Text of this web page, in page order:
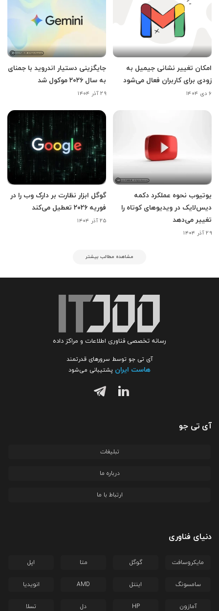
امکان تغییر نشانی جیمیل به
زودی برای کاربران فعال می‌شود
۶ دی ۱۴۰۴
جایگزینی دستیار اندروید با جمنای
به سال ۲۰۲۶ موکول شد
۲۹ آذر ۱۴۰۴
یوتیوب نحوه عملکرد دکمه
دیس‌لایک در ویدیوهای کوتاه را
تغییر می‌دهد
۲۹ آذر ۱۴۰۴
گوگل ابزار نظارت بر دارک وب را در
فوریه ۲۰۲۶ تعطیل می‌کند
۲۵ آذر ۱۴۰۴
مشاهده مطالب بیشتر
رسانه تخصصی فناوری اطلاعات و مراکز داده
آی تی جو توسط سرورهای قدرتمند
هاست ایران پشتیبانی می‌شود
آی تی جو
تبلیغات
درباره ما
ارتباط با ما
دنیای فناوری
مایکروسافت گوگل متا اپل
سامسونگ اینتل AMD انویدیا
آمازون HP دل تسلا